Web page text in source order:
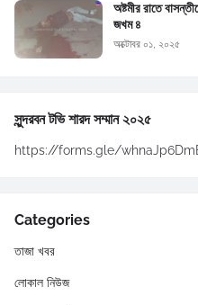
অষ্টমীর রাতে
জখম ৪
অক্টোবর ০১, ২০২৫
সুন্দরবন টভি শারদ সম্মান ২০২৫
https://forms.gle/
Categories
তাজা খবর
লোকাল নিউজ